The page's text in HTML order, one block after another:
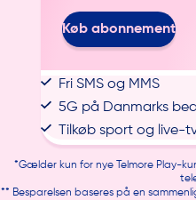
Køb abonnement
Fri SMS og MMS
5G på Danmarks
Tilkøb sport og live-
*Gælder kun for nye Telmore Play-
** Besparelsen baseres på en